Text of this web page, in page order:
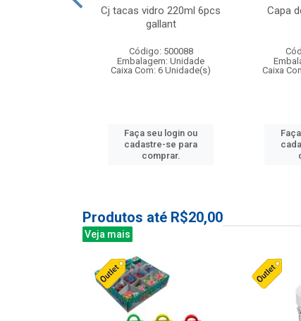
Cj tacas vidro 220ml 6pcs
gallant
Código: 500088
Embalagem: Unidade
Caixa Com: 6 Unidade(s)
Faça seu login ou
cadastre-se para
comprar.
Capa
Caixa
Produtos até R$20,00
Veja mais